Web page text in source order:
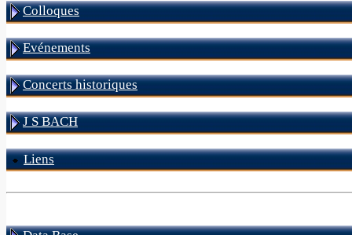
Colloques
Evénements
Concerts historiques
J S BACH
Liens